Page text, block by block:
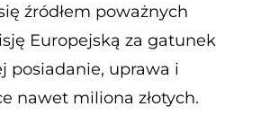
źródłem poważnych
Europejską za gatunek
posiadanie, uprawa i
nawet miliona złotych.